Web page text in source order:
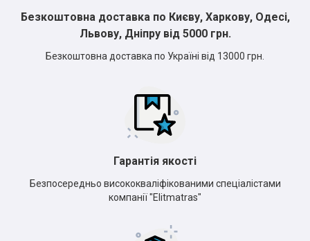
Безкоштовна доставка по Києву, Харкову, Одесі,
Львову, Дніпру від 5000 грн.
Безкоштовна доставка по Україні від 13000 грн.
Гарантія якості
Безпосередньо висококваліфікованими спеціалістами
компанії "Elitmatras"